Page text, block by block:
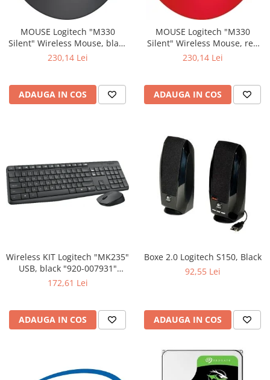
MOUSE Logitech "M330
Silent" Wireless Mouse, black
"910-004909" (include timbru230,14 Lei
ADAUGA IN COS
MOUSE Logitech "M330
Silent" Wireless Mouse, red
"910-004911" (include timbru230,14 Lei
ADAUGA IN COS
Wireless KIT Logitech "MK235"
USB, black "920-007931"
(include timbru verde 0.01 lei)
172,61 Lei
ADAUGA IN COS
Boxe 2.0 Logitech S150, Black
92,55 Lei
ADAUGA IN COS